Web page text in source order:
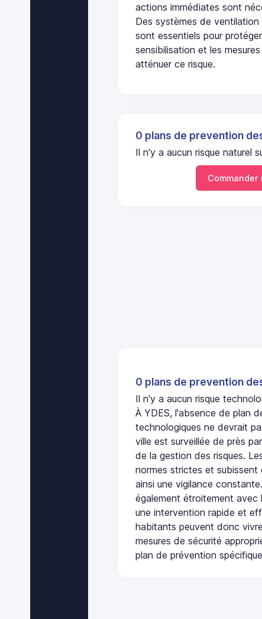
actions immédiates sont
Des systèmes de
sont essentiels pour
sensibilisation et les
atténuer ce risque.
0 plans de prevention
Il n'y a aucun risque naturel
Commander
0 plans de prevention
Il n'y a aucun risque
À YDES, l'absence de plan
technologiques ne devrait
ville est surveillée de près
de la gestion des risques.
normes strictes et subissent
ainsi une vigilance
également étroitement avec
une intervention rapide et
habitants peuvent donc
mesures de sécurité
plan de prévention